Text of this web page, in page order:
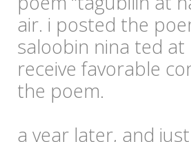
air. i posted the
saloobin nina ted
receive favorable
the poem.
a year later, and